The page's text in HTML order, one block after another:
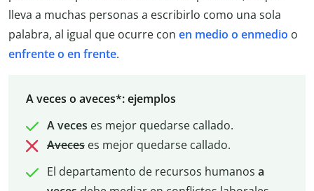
lleva a muchas personas a escribirlo como una sola
palabra, al igual que ocurre con en medio o enmedio o
enfrente o en frente.
A veces o aveces*: ejemplos
A veces es mejor quedarse callado.
Aveceses mejor quedarse callado.
El departamento de recursos humanos a